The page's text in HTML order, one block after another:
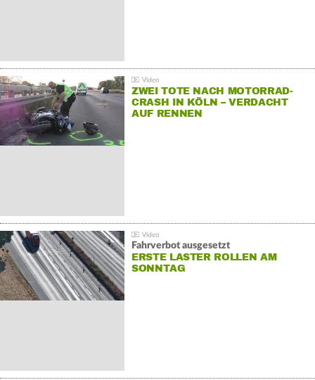
ZWEI TOTE NACH MOTORRAD-
CRASH IN KÖLN – VERDACHT
AUF RENNEN
Fahrverbot ausgesetzt
ERSTE LASTER ROLLEN AM
SONNTAG